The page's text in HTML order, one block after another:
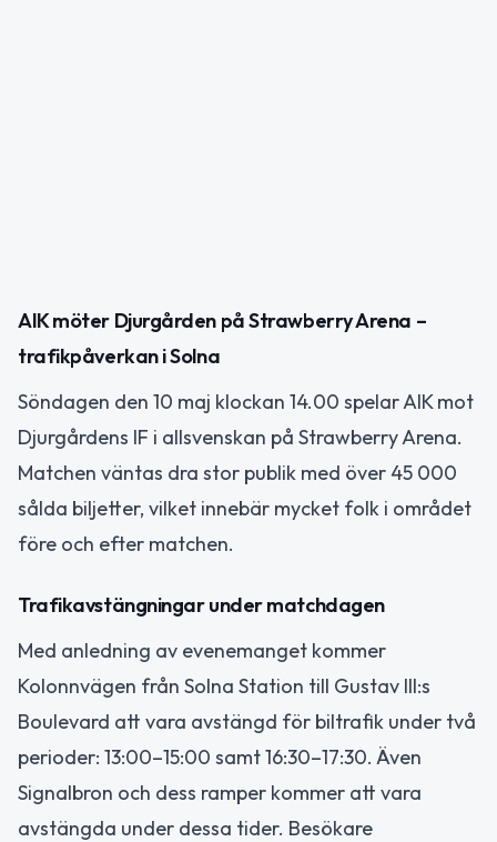
AIK möter Djurgården på Strawberry Arena –
trafikpåverkan i Solna
Söndagen den 10 maj klockan 14.00 spelar AIK mot
Djurgårdens IF i allsvenskan på Strawberry Arena.
Matchen väntas dra stor publik med över 45 000
sålda biljetter, vilket innebär mycket folk i området
före och efter matchen.
Trafikavstängningar under matchdagen
Med anledning av evenemanget kommer
Kolonnvägen från Solna Station till Gustav III:s
Boulevard att vara avstängd för biltrafik under två
perioder: 13:00–15:00 samt 16:30–17:30. Även
Signalbron och dess ramper kommer att vara
avstängda under dessa tider. Besökare